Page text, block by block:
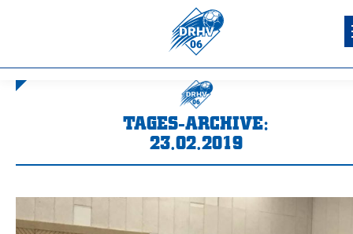
TAGES-ARCHIVE:
23.02.2019